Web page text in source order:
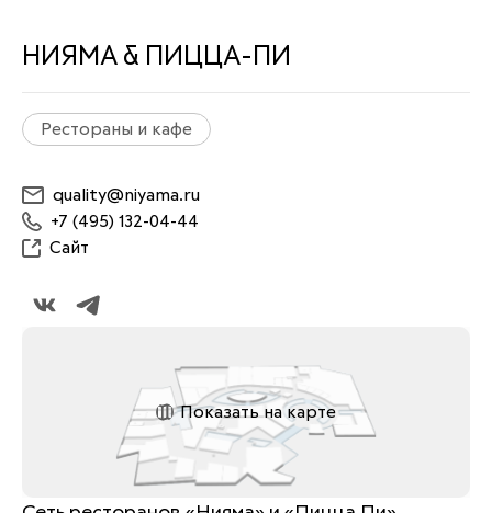
НИЯМА & ПИЦЦА-ПИ
Рестораны и кафе
quality@niyama.ru
+7 (495) 132-04-44
Сайт
Показать на карте